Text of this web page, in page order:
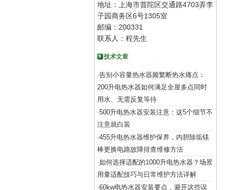
地址：上海市普陀区交通路4703弄李
子园商务区6号1305室
邮编：200331
联系人：程先生
技术文章
·告别小容量热水器频繁断热水痛点：
200升电热水器如何满足全屋多点同时
用水、无需反复等待
·500升电热水器安装注意：这5个细节不
注意就白装
·455升电热水器维护保养，内胆除垢镁
棒更换电路故障排查维修方法
·如何选择适配的1000升电热水器？场景
用量适配技巧与日常维护方法详解
·60kw电热水器安装要点，避开这些误